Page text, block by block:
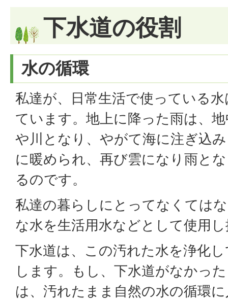
下水道の役割
水の循環
私達が、日常生活で使っている
ています。地上に降った雨は、
や川となり、やがて海に注ぎ込
に暖められ、再び雲になり雨と
るのです。
私達の暮らしにとってなくては
な水を生活用水などとして使用
下水道は、この汚れた水を浄化
します。もし、下水道がなかっ
は、汚れたまま自然の水の循環